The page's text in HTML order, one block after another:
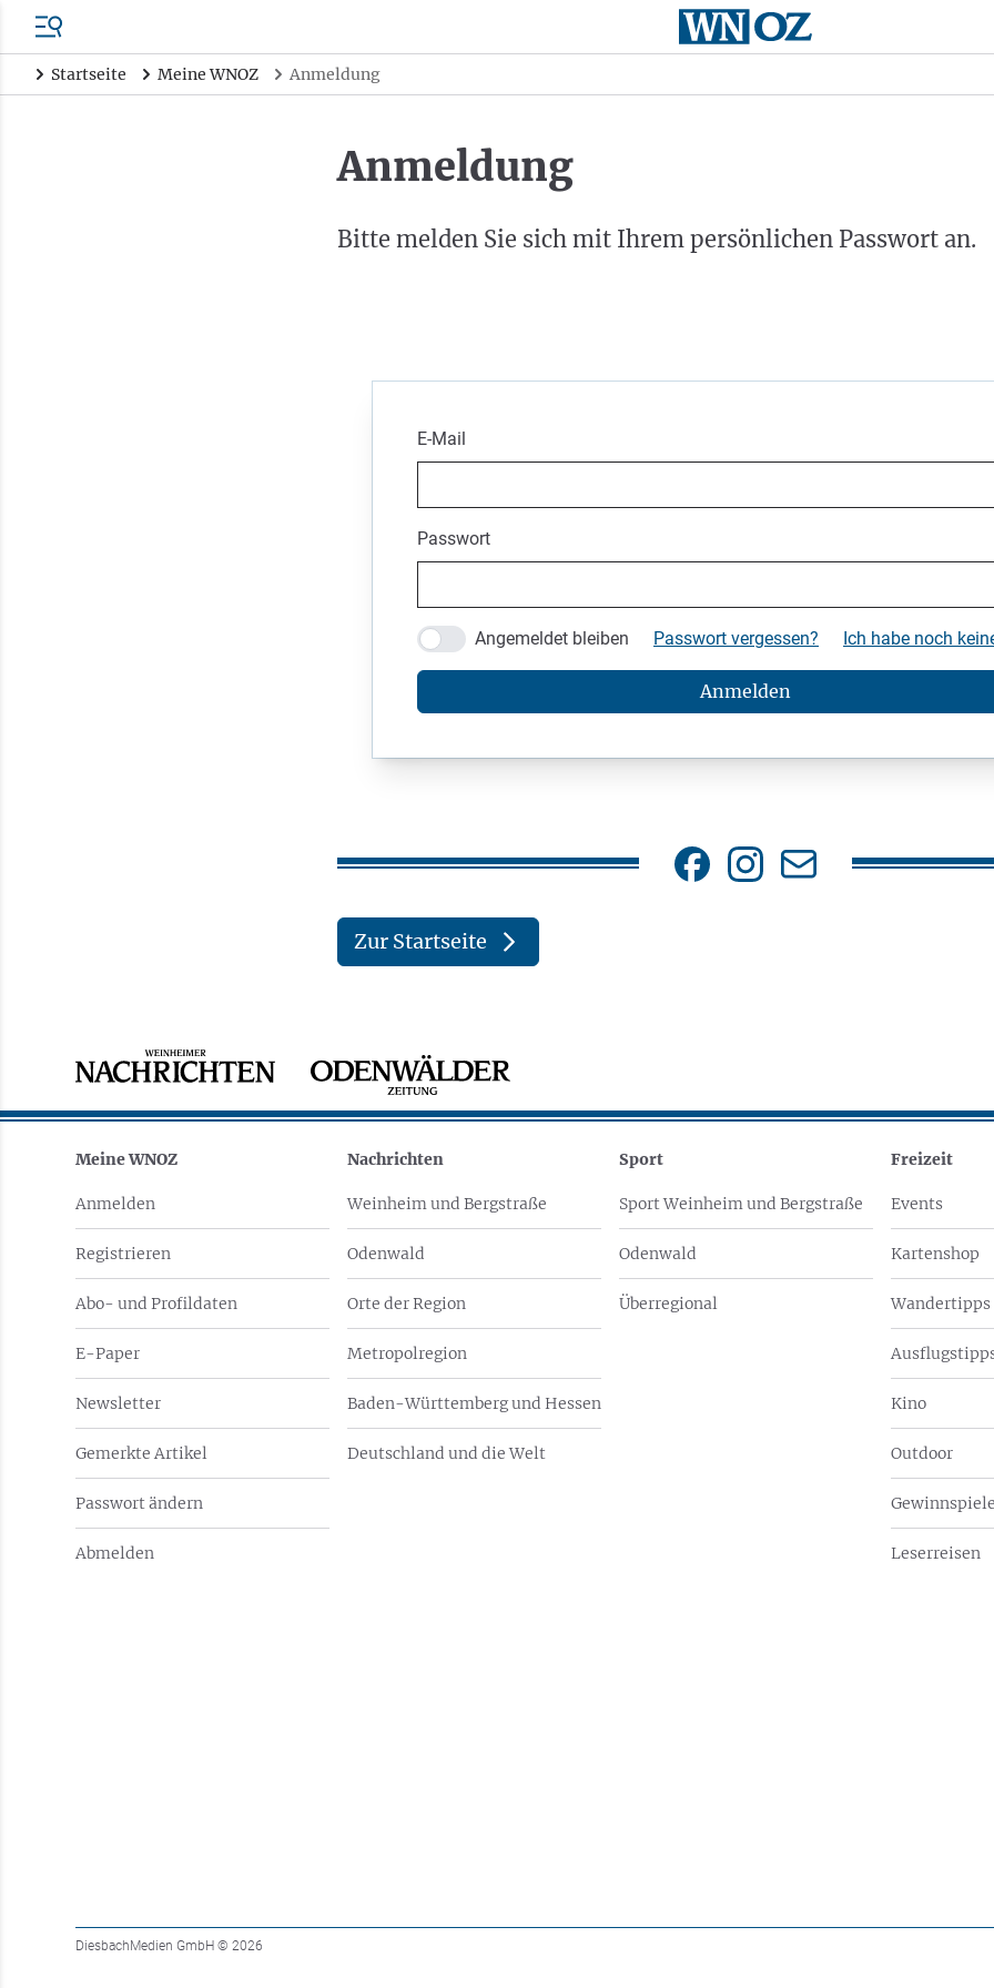
Startseite Meine WNOZ Anmeldung
Anmeldung
Bitte melden Sie sich mit Ihrem persönlichen Passwort an.
E-Mail
Passwort
Angemeldet bleiben Passwort vergessen? Ich habe noch
Anmelden
Zur Startseite
Meine WNOZ
Anmelden
Registrieren
Abo- und Profildaten
E-Paper
Newsletter
Gemerkte Artikel
Passwort ändern
Abmelden
Nachrichten
Weinheim und Bergstraße
Odenwald
Orte der Region
Metropolregion
Baden-Württemberg und Hessen
Deutschland und die Welt
Sport
Sport Weinheim und Bergstraße
Odenwald
Überregional
Freizeit
Events
Kartenshop
Wandertipps
Kino
Outdoor
Gewinnspiele
Leserreisen
DiesbachMedien GmbH © 2026